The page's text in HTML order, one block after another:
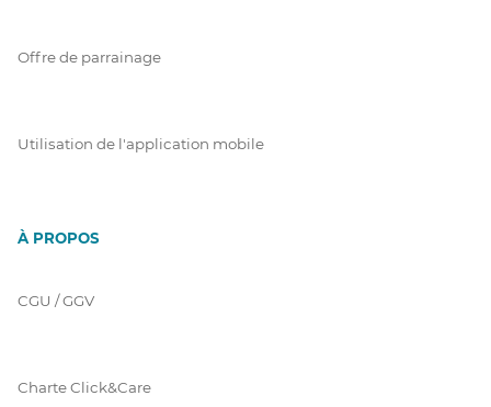
Offre de parrainage
Utilisation de l'application mobile
À PROPOS
CGU / GGV
Charte Click&Care